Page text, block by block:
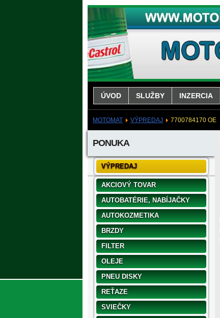
ÚVOD SLUŽBY INZERCIA
MOTOMAT VÝPREDAJ 7700784170 OE
PONUKA
VÝPREDAJ
AKCIOVÝ TOVAR
AUTOBATÉRIE, NABÍJAČKY
AUTOKOZMETIKA
BRZDY
FILTER
OLEJE
PNEU DISKY
REŤAZE
SVIEČKY